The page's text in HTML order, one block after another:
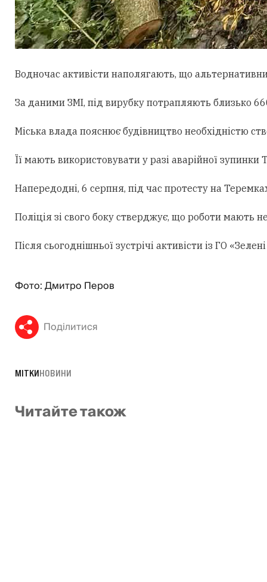
Водночас активісти наполягають, що
За даними ЗМІ, під вирубку потрапляють близько
Міська влада пояснює будівництво необхідністю
Її мають використовувати у разі аварійної
Напередодні, 6 серпня, під час протесту на
Поліція зі свого боку стверджує, що роботи мають
Після сьогоднішньої зустрічі активісти із ГО
Фото: Дмитро Перов
Поділитися
МІТКИНОВИНИ
Читайте також